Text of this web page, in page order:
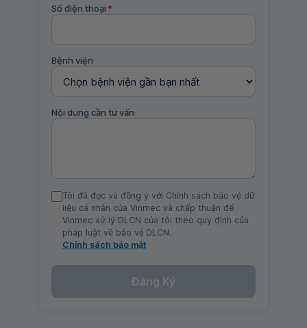
Số điện thoại *
Bệnh viện
Nội dung cần tư vấn
Tôi đã đọc và đồng ý với Chính sách bảo vệ dữ
liệu cá nhân của Vinmec và chấp thuận để
Vinmec xử lý DLCN của tôi theo quy định của
pháp luật về bảo vệ DLCN.
Chính sách bảo mật
Đăng Ký